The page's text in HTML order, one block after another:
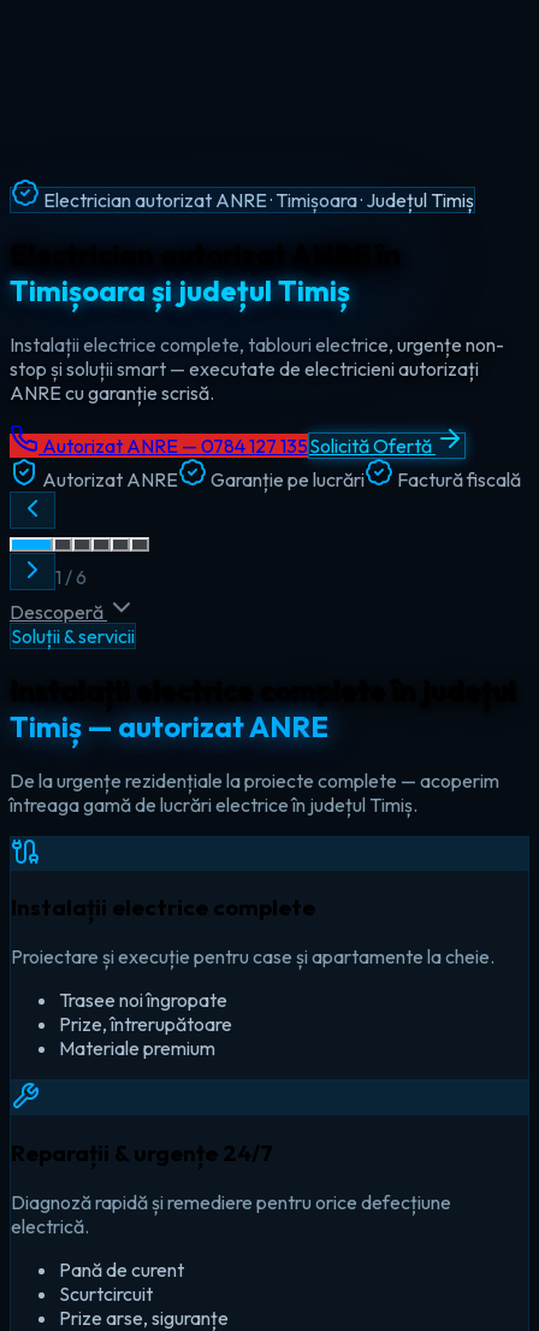
Intervenții Non-Stop · Urgențe Electrice · Timiș
Urgențe electrice non-stop în
județul Timiș
Ajungem la tine în maxim 60 de minute, oricând — ziua sau
noaptea. Electrician de urgență autorizat pentru Timișoara,
Lugoj, Deta și toate localitățile din Timiș.
Autorizat ANRE — 0784 127 135Solicită Ofertă
Autorizat ANRE
Garanție pe lucrări Factură fiscală
2 /6
Descoperă
Soluții & servicii
Timiș — autorizat ANRE
De la urgențe rezidențiale la proiecte complete — acoperim
întreaga gamă de lucrări electrice în județul Timiș.
Instalații electrice complete
Proiectare și execuție pentru case și apartamente la cheie.
Trasee noi îngropate
Prize, întrerupătoare
Materiale premium
Reparații & urgențe 24/7
Diagnoză rapidă și remediere pentru orice defecțiune
electrică.
Pană de curent
Scurtcircuit
Prize arse, siguranțe